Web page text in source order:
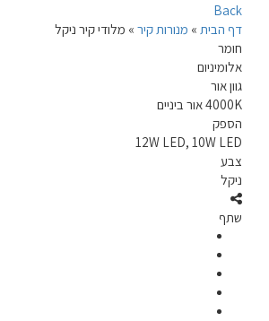
Back
דף הבית » מנורות קיר » מלודי קיר ניקל
חומר
אלומיניום
גוון אור
4000K אור ביניים
הספק
12W LED, 10W LED
צבע
ניקל
שתף